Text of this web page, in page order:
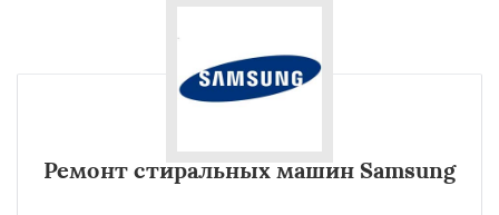
Ремонт стиральных машин Samsung